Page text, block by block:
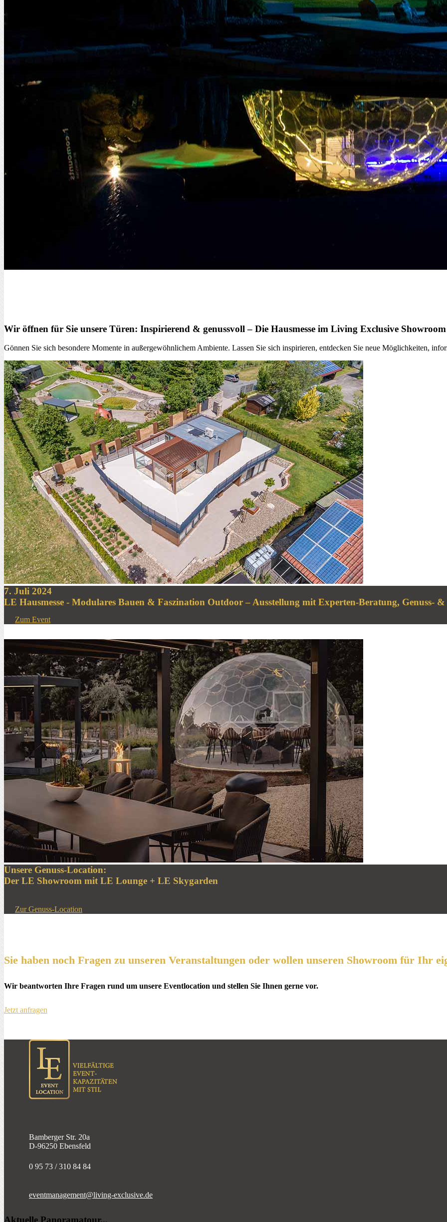
Wir öffnen für Sie unsere Türen: Inspirierend & genussvoll – Die Hausmesse im Living Exclusive Showroom
Gönnen Sie sich besondere Momente in außergewöhnlichem Ambiente. Lassen Sie sich inspirieren, entdecken Sie neue Möglichkeiten,
7. Juli 2024
LE Hausmesse - Modulares Bauen & Faszination Outdoor – Ausstellung mit Experten-Beratung, Genuss-
Zum Event
Unsere Genuss-Location:
Der LE Showroom mit LE Lounge + LE Skygarden
Zur Genuss-Location
Sie haben noch Fragen zu unseren Veranstaltungen oder wollen unseren Showroom für Ihr
Wir beantworten Ihre Fragen rund um unsere Eventlocation und stellen Sie Ihnen gerne vor.
Jetzt anfragen
Bamberger Str. 20a
D-96250 Ebensfeld
0 95 73 / 310 84 84